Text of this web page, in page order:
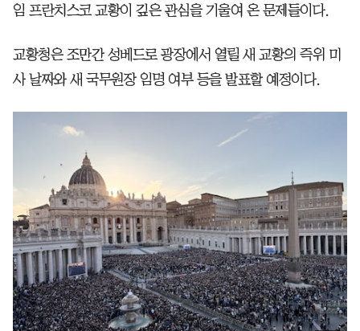
임 프란치스코 교황이 깊은 관심을 기울여 온 문제들이다.
교황청은 조만간 성베드로 광장에서 열릴 새 교황의 즉위 미
사 날짜와 새 국무원장 임명 여부 등을 발표할 예정이다.